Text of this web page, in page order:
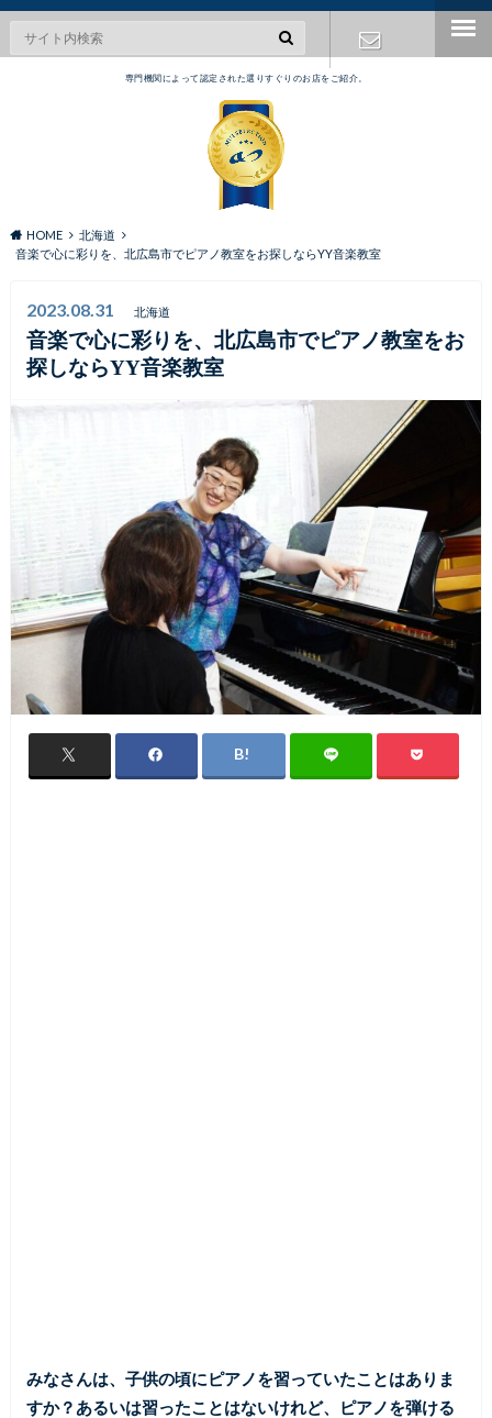
専門機関によって認定された選りすぐりのお店をご紹介。
HOME
北海道
音楽で心に彩りを、北広島市でピアノ教室をお探しならYY音楽教室
2023.08.31 北海道
音楽で心に彩りを、北広島市でピアノ教室をお
探しならYY音楽教室
みなさんは、子供の頃にピアノを習っていたことはありま
すか？あるいは習ったことはないけれど、ピアノを弾ける